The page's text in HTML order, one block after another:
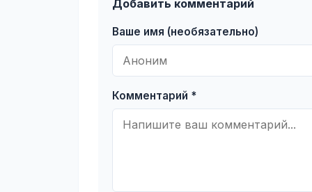
Добавить комментарий
Ваше имя (необязательно)
Комментарий *